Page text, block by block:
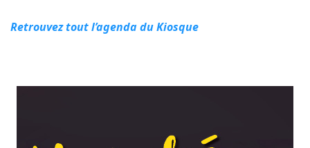
Retrouvez tout l’agenda du Kiosque